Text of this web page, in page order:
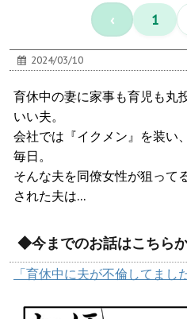
‹ 1
2024/03/10
育休中の妻に家事も育児も丸
いい夫。
会社では『イクメン』を装い
毎日。
そんな夫を同僚女性が狙って
された夫は…
◆今までのお話はこちら
「育休中に夫が不倫してまし